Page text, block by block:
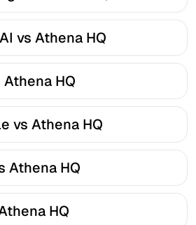
vs Athena HQ
HQ
vs Athena HQ
Athena HQ
HQ